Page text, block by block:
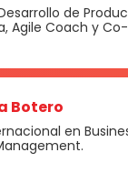
de
Agile Coach y
Botero
en